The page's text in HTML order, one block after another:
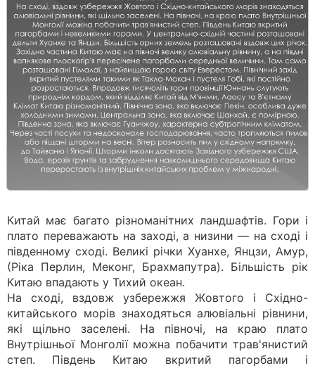
Китай має багато різноманітних ландшафтів. Гори і
плато переважають на заході, а низини — на сході і
південному сході. Великі річки Хуанхе, Янцзи, Амур,
(Ріка Перлин, Меконг, Брахмапутра). Більшість рік
Китаю впадають у Тихий океан.
На сході, вздовж узбережжя Жовтого і Східно-
китайського морів знаходяться алювіальні рівнини,
які щільно заселені. На півночі, на краю плато
Внутрішньої Монголії можна побачити трав'янистий
степ. Південь Китаю вкритий пагорбами і